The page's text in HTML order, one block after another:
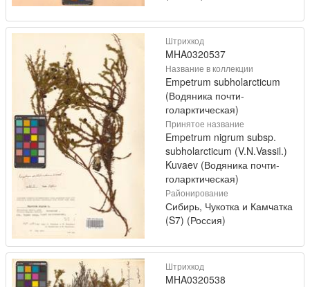
Штрихкод
MHA0320537
Название в коллекции
Empetrum subholarcticum
(Водяника почти-
голарктическая)
Принятое название
Empetrum nigrum subsp.
subholarcticum (V.N.Vassil.)
Kuvaev (Водяника почти-
голарктическая)
Районирование
Сибирь, Чукотка и Камчатка
(S7) (Россия)
Штрихкод
MHA0320538